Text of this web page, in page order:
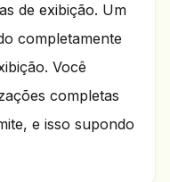
de exibição. Um
completamente
Você
completas
e isso supondo